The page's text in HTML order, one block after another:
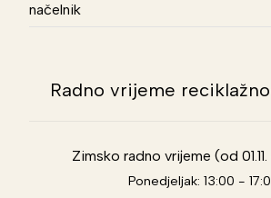
načelnik
Radno vrijeme
Zimsko radno vrijeme (od
Ponedjeljak: 13:00 -